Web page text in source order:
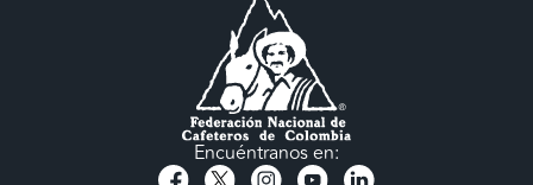
Encuéntranos en: